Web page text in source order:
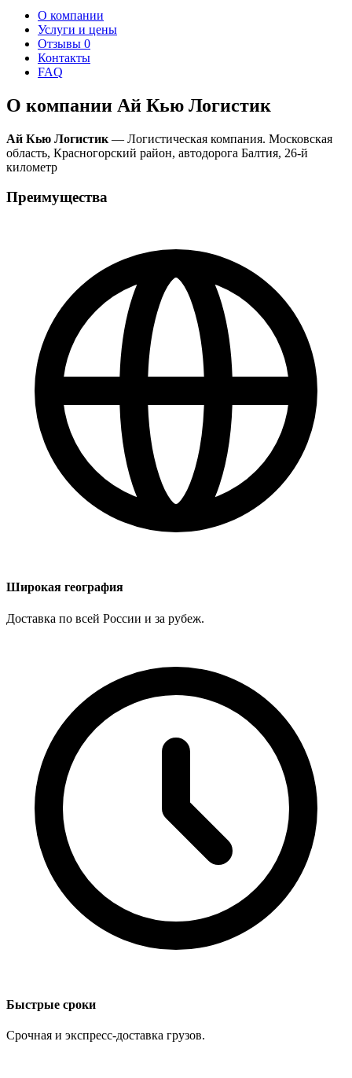
О компании
Услуги и цены
Отзывы 0
Контакты
FAQ
О компании Ай Кью Логистик
Ай Кью Логистик — Логистическая компания. Московская
область, Красногорский район, автодорога Балтия, 26-й
километр
Преимущества
Широкая география
Доставка по всей России и за рубеж.
Быстрые сроки
Срочная и экспресс-доставка грузов.